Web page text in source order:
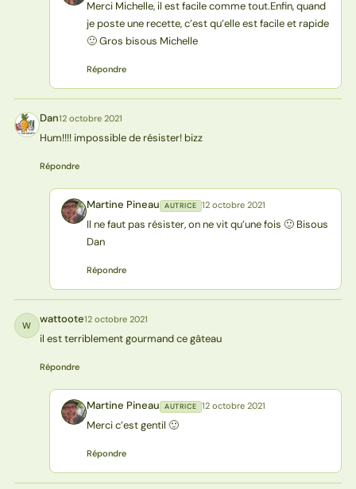
Merci Michelle, il est facile comme tout.Enfin, quand
je poste une recette, c’est qu’elle est facile et rapide
🙂 Gros bisous Michelle
Répondre
D Dan12 octobre 2021
Hum!!!! impossible de résister! bizz
Répondre
MP Martine Pineau AUTRICE 12 octobre 2021
Il ne faut pas résister, on ne vit qu’une fois 🙂 Bisous
Dan
Répondre
W wattoote12 octobre 2021
il est terriblement gourmand ce gâteau
Répondre
MP Martine Pineau AUTRICE 12 octobre 2021
Merci c’est gentil 🙂
Répondre